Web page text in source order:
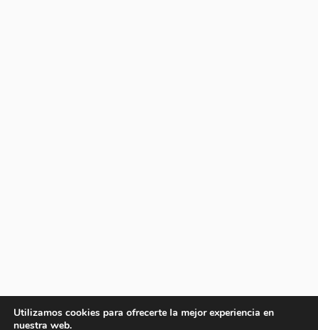
Utilizamos cookies para ofrecerte la mejor experiencia en
nuestra web.